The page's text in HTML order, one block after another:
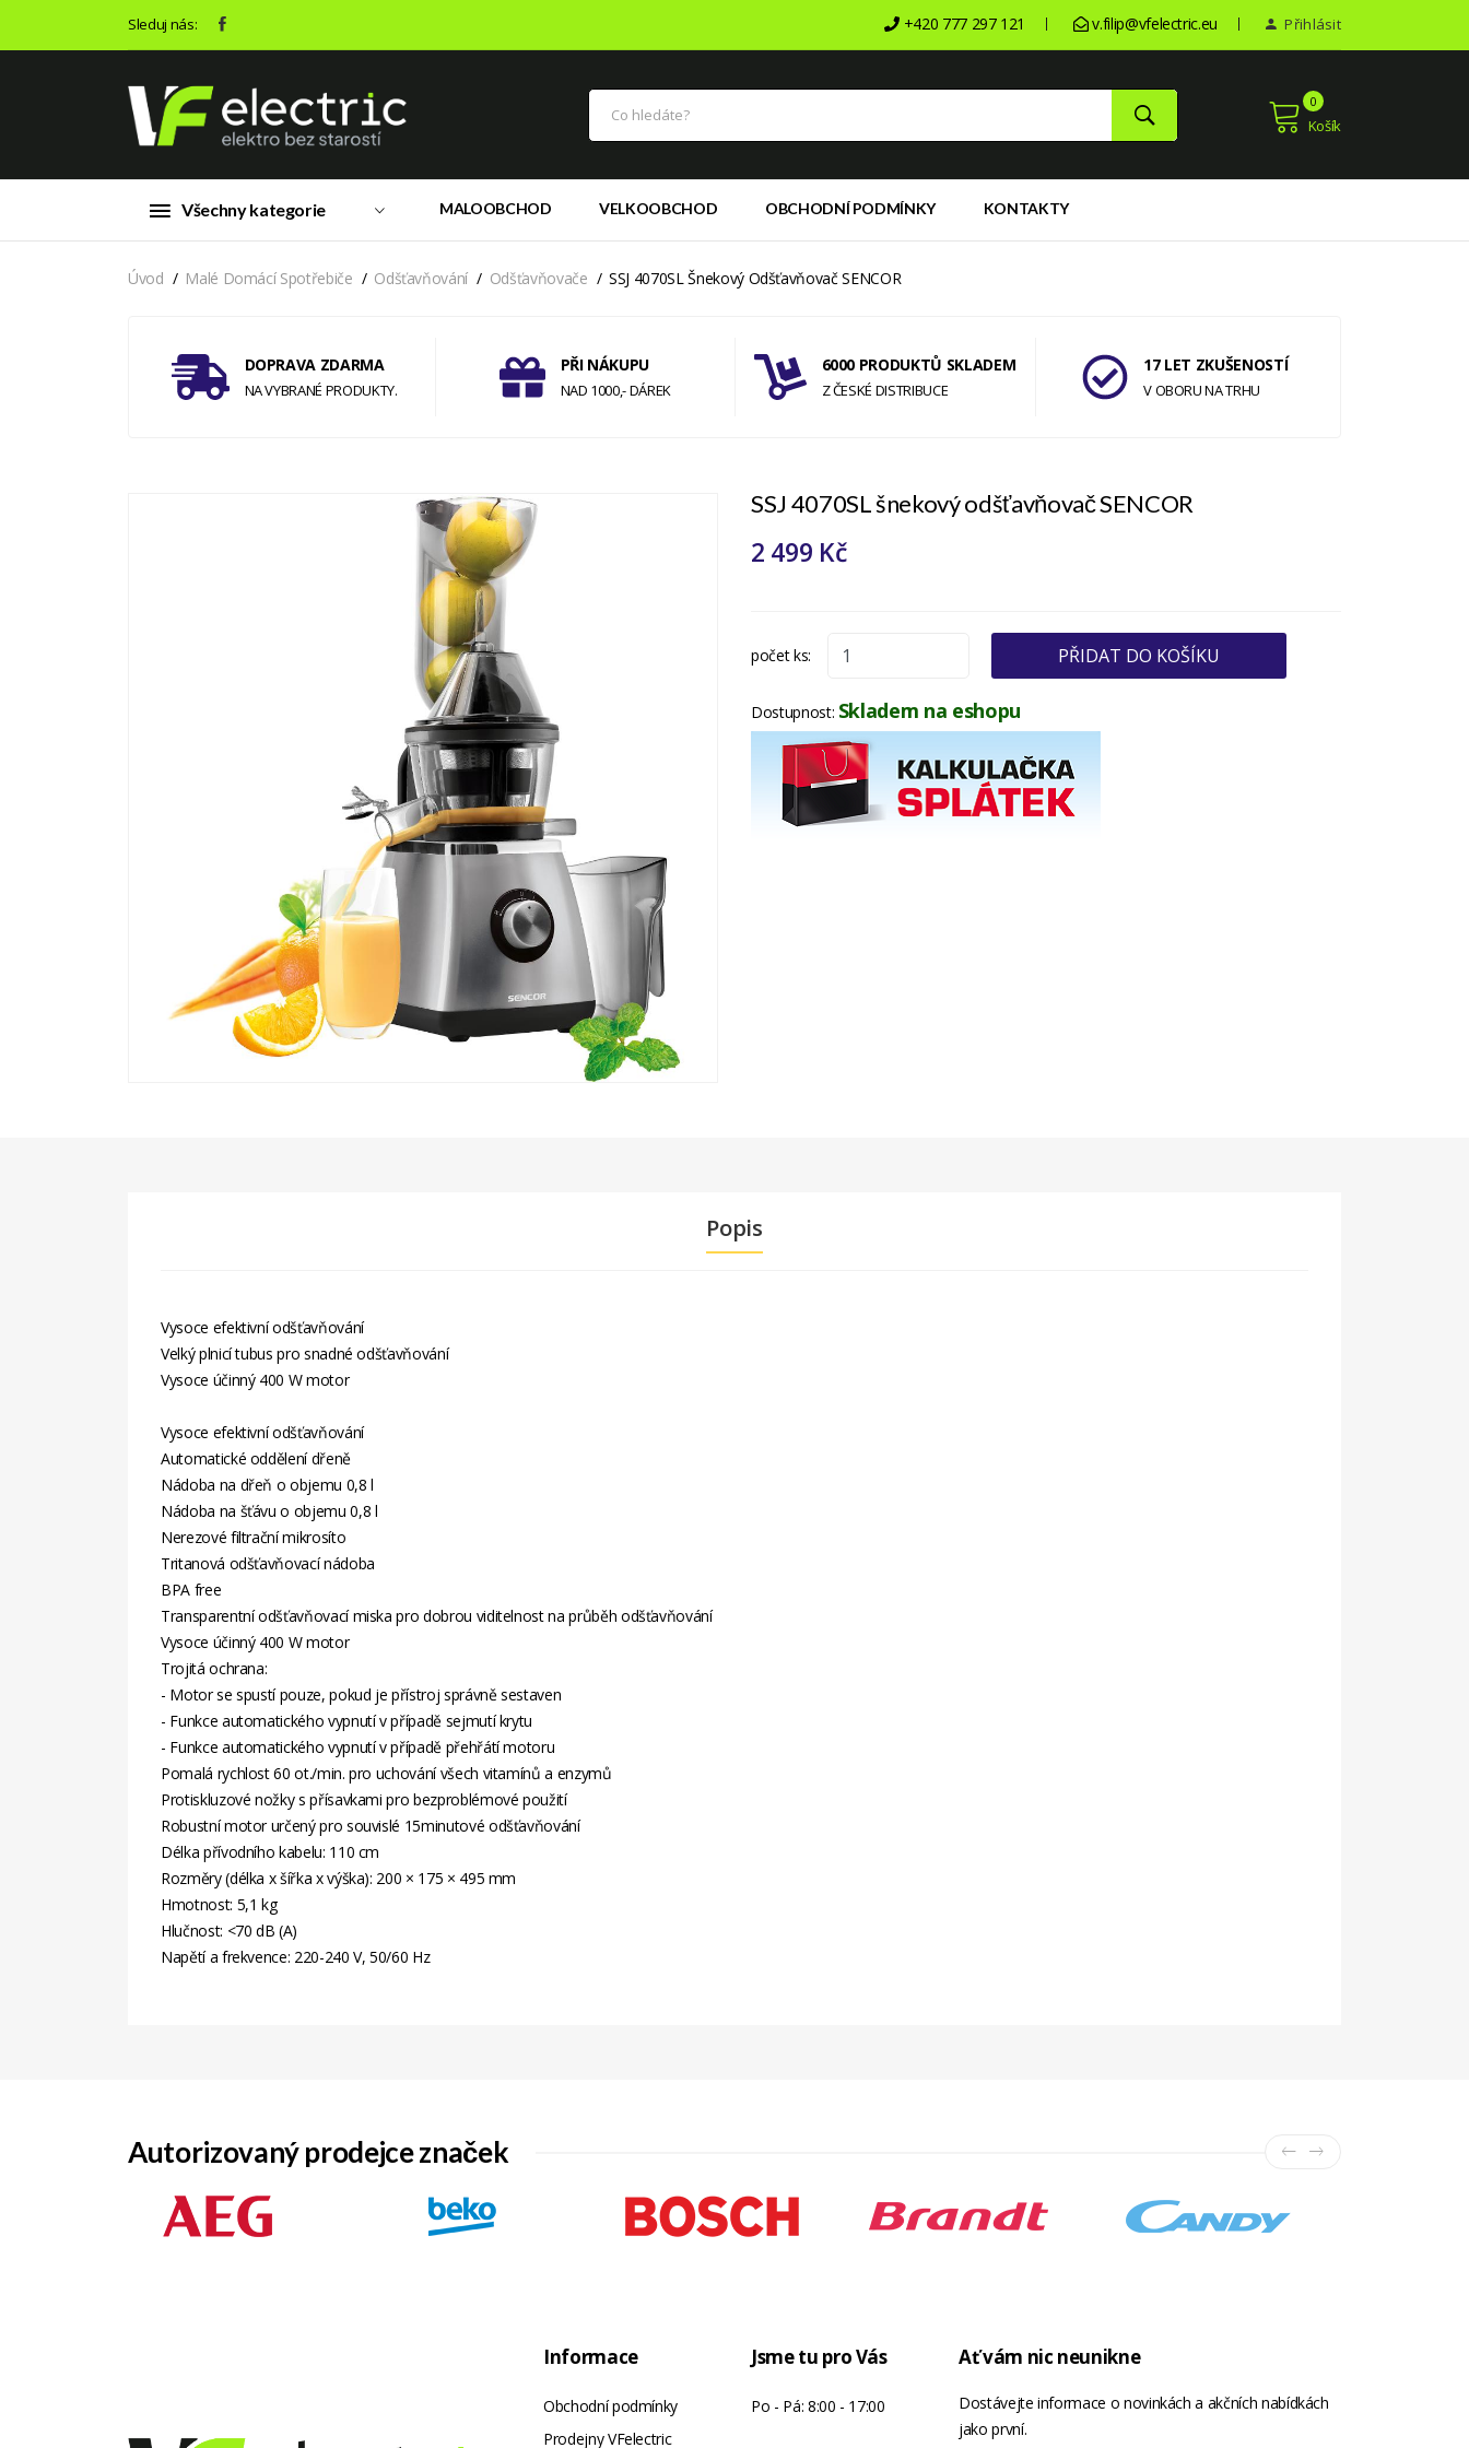
Sleduj nás: +420 777 297 121 v.filip@vfelectric.eu Přihlásit
Košík
0
Všechny kategorie MALOOBCHOD VELKOOBCHOD OBCHODNÍ PODMÍNKY KONTAKTY
Úvod Malé Domácí Spotřebiče Odšťavňování Odšťavňovače SSJ 4070SL Šnekový Odšťavňovač SENCOR
DOPRAVA ZDARMA
NA VYBRANÉ PRODUKTY.
PŘI NÁKUPU
NAD 1000,- DÁREK
6000 PRODUKTŮ SKLADEM
Z ČESKÉ DISTRIBUCE
17 LET ZKUŠENOSTÍ
V OBORU NA TRHU
SSJ 4070SL šnekový odšťavňovač SENCOR
2 499 Kč
počet ks: PŘIDAT DO KOŠÍKU
Dostupnost: Skladem na eshopu
Popis
Vysoce efektivní odšťavňování
Velký plnicí tubus pro snadné odšťavňování
Vysoce účinný 400 W motor
Vysoce efektivní odšťavňování
Automatické oddělení dřeně
Nádoba na dřeň o objemu 0,8 l
Nádoba na šťávu o objemu 0,8 l
Nerezové filtrační mikrosíto
Tritanová odšťavňovací nádoba
BPA free
Transparentní odšťavňovací miska pro dobrou viditelnost na průběh odšťavňování
Vysoce účinný 400 W motor
Trojitá ochrana:
- Motor se spustí pouze, pokud je přístroj správně sestaven
- Funkce automatického vypnutí v případě sejmutí krytu
- Funkce automatického vypnutí v případě přehřátí motoru
Pomalá rychlost 60 ot./min. pro uchování všech vitamínů a enzymů
Protiskluzové nožky s přísavkami pro bezproblémové použití
Robustní motor určený pro souvislé 15minutové odšťavňování
Délka přívodního kabelu: 110 cm
Rozměry (délka x šířka x výška): 200 × 175 × 495 mm
Hmotnost: 5,1 kg
Hlučnost: <70 dB (A)
Napětí a frekvence: 220-240 V, 50/60 Hz
Autorizovaný prodejce značek
Informace
Obchodní podmínky
Prodejny VFelectric
Jsme tu pro Vás
Po - Pá: 8:00 - 17:00
Ať vám nic neunikne
Dostávejte informace o novinkách a akčních nabídkách
jako první.